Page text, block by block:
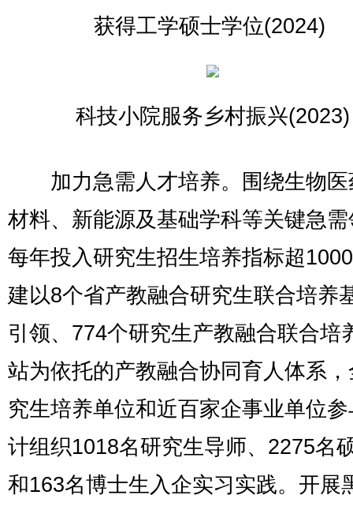
获得工学硕士学位(2024)
科技小院服务乡村振兴(2023)
加力急需人才培养。围绕生物医
材料、新能源及基础学科等关键急
每年投入研究生招生培养指标超
建以8个省产教融合研究生联合培养
引领、774个研究生产教融合联合培
站为依托的产教融合协同育人体系
究生培养单位和近百家企事业单位
计组织1018名研究生导师、2275名
和163名博士生入企实习实践。开展